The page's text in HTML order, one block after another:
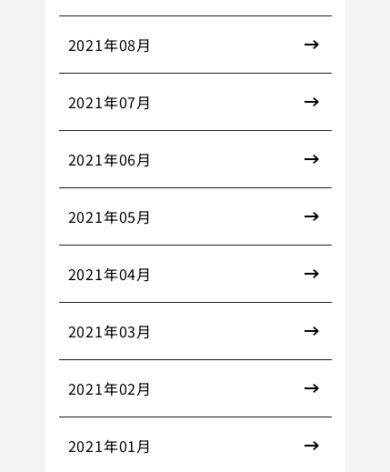
2021年08月
2021年07月
2021年06月
2021年05月
2021年04月
2021年03月
2021年02月
2021年01月